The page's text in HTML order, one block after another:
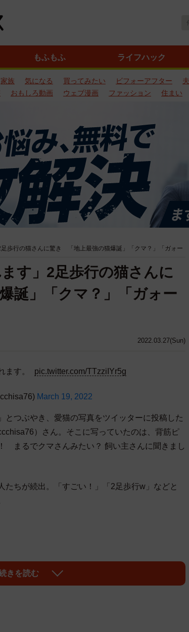
もふもふ ライフハック
家族 気になる 買ってみたい ビフォーアフター
おもしろ動画 ウェブ漫画 ファッション 住まい
足歩行の猫さんに驚き 「地上最強の猫爆誕」「クマ？」「ガォー
2022.03.27(Sun)
す」2足歩行の猫さんに
誕」「クマ？」「ガォー
ます。 pic.twitter.com/TTzziIYr5g
March 19, 2022
とつぶやき、愛猫の写真をツイッターに投稿した
）さん。そこに写っていたのは、背筋ピ
まるでクマさんみたい？ 飼い主さんに聞きまし
ちが続出。「すごい！」「2足歩行w」などと
きを読む